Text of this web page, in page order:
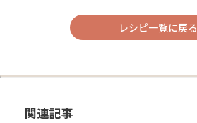
レシピ一覧に戻る
関連記事